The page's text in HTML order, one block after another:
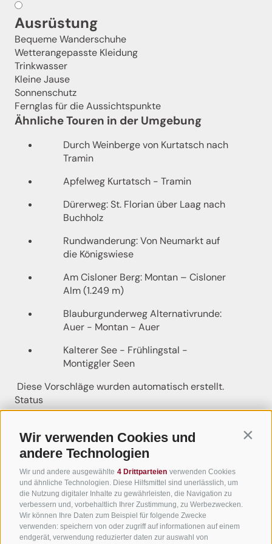
Wir verwenden Cookies und
andere Technologien
Wir und andere ausgewählte 4 Drittparteien verwenden Cookies
und ähnliche Technologien. Diese Hilfsmittel sind unerlässlich, um
die Nutzung digitaler Inhalte zu gewährleisten, die Navigation zu
verbessern und, vorbehaltlich Ihrer Zustimmung, zu Werbezwecken.
Wir können Ihre Daten zum Beispiel für folgende Zwecke
verwenden: speichern von oder zugriff auf informationen auf einem
endgerät, verwendung reduzierter daten zur auswahl von
Ausrüstung
Bequeme Wanderschuhe
Wetterangepasste Kleidung
Trinkwasser
Kleine Jause
Sonnenschutz
Fernglas für die Aussichtspunkte
Ähnliche Touren in der Umgebung
Durch Weinberge von Kurtatsch nach
Tramin
Apfelweg Kurtatsch - Tramin
Dürerweg: St. Florian über Laag nach
Buchholz
Rundwanderung: Von Neumarkt auf
die Königswiese
Am Cisloner Berg: Montan – Cisloner
Alm (1.249 m)
Blauburgunderweg Alternativrunde:
Auer - Montan - Auer
Kalterer See - Frühlingstal -
Montiggler Seen
Diese Vorschläge wurden automatisch erstellt.
Status
Geöffnet
mittel
Gesamtschwierigkeit
mittel
Abgeleitet aus der technischen Schwierigkeit und der
Fitnessanforderung.
Strecke
8,4 km
Dauer